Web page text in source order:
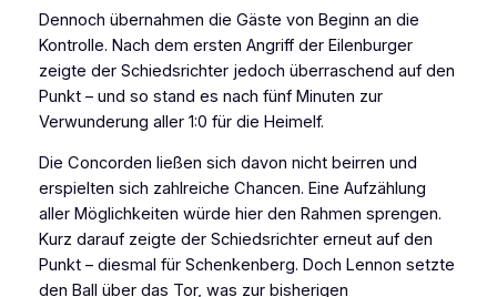
Dennoch übernahmen die Gäste von Beginn an die
Kontrolle. Nach dem ersten Angriff der Eilenburger
zeigte der Schiedsrichter jedoch überraschend auf den
Punkt – und so stand es nach fünf Minuten zur
Verwunderung aller 1:0 für die Heimelf.
Die Concorden ließen sich davon nicht beirren und
erspielten sich zahlreiche Chancen. Eine Aufzählung
aller Möglichkeiten würde hier den Rahmen sprengen.
Kurz darauf zeigte der Schiedsrichter erneut auf den
Punkt – diesmal für Schenkenberg. Doch Lennon setzte
den Ball über das Tor, was zur bisherigen